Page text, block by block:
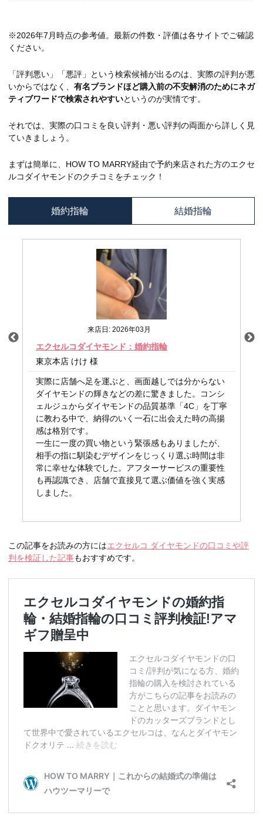
※2026年7月時点の参考値。最新の件数・評価は各サイトでご確認
ください。
「評判悪い」「悪評」という検索候補が出るのは、実際の評判が悪
いからではなく、 有名ブランドほど購入前の不安解消のためにネガ
ティブワードで検索されやすいというのが実情です。
それでは、実際の口コミを良い評判・悪い評判の両面から詳しく見
ていきましょう。
まずは簡単に、HOW TO MARRY経由で予約来店された方のエクセ
ルコダイヤモンドのクチコミをチェック！
婚約指輪
来店日: 2026年03月
エクセルコダイヤモンド：婚約指輪
東京本店 けけ 様
実際に店舗へ足を運ぶと、画面越しでは分からない
ダイヤモンドの輝きなどの差に驚きました。コンシ
ェルジュからダイヤモンドの品質基準「4C」を丁寧
に教わる中で、納得のいく一石に出会えた時の高揚
感は格別です。
一生に一度の買い物という緊張感もありましたが、
相手の指に馴染むデザインをじっくり選ぶ時間は非
常に幸せな体験でした。アフターサービスの重要性
も再認識でき、店舗で直接見て選ぶ価値を強く実感
しました。
結婚指輪
この記事をお読みの方にはエクセルコ ダイヤモンドの口コミや評
判を検証した記事もおすすめです。